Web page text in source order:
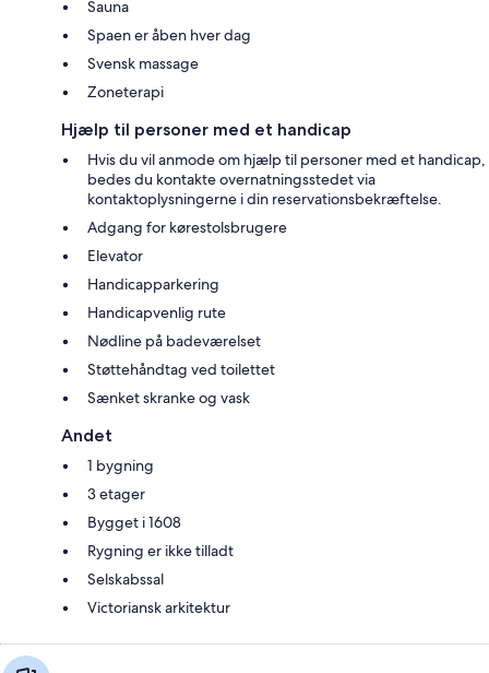
Sauna
Spaen er åben hver dag
Svensk massage
Zoneterapi
Hjælp til personer med et handicap
Hvis du vil anmode om hjælp til personer med et handicap,
bedes du kontakte overnatningsstedet via
kontaktoplysningerne i din reservationsbekræftelse.
Adgang for kørestolsbrugere
Elevator
Handicapparkering
Handicapvenlig rute
Nødline på badeværelset
Støttehåndtag ved toilettet
Sænket skranke og vask
Andet
1 bygning
3 etager
Bygget i 1608
Rygning er ikke tilladt
Selskabssal
Victoriansk arkitektur